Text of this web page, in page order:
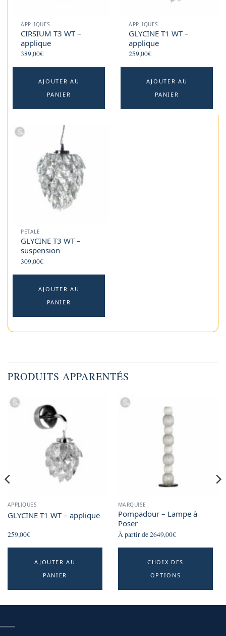
APPLIQUES
CIRSIUM T3 WT –
applique
389,00€
AJOUTER AU
PANIER
APPLIQUES
GLYCINE T1 WT –
applique
259,00€
AJOUTER AU
PANIER
PETALE
GLYCINE T3 WT –
suspension
309,00€
AJOUTER AU
PANIER
PRODUITS APPARENTÉS
APPLIQUES
GLYCINE T1 WT – applique
259,00€
AJOUTER AU
PANIER
MARQUISE
Pompadour – Lampe à
Poser
À partir de2649,00€
CHOIX DES
OPTIONS